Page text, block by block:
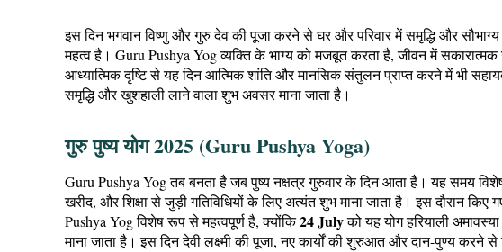
इस दिन भगवान विष्णु और गुरु देव की पूजा करने से घर और परिवार में समृद्धि और
महत्व है। Guru Pushya Yog व्यक्ति के भाग्य को मजबूत करता है, जीवन में
आध्यात्मिक दृष्टि से यह दिन आत्मिक शांति और मानसिक संतुलन प्राप्त करने में भी
समृद्धि और खुशहाली लाने वाला शुभ अवसर माना जाता है।
गुरु पुष्य योग 2025 (Guru Pushya Yoga)
Guru Pushya Yog तब बनता है जब पुष्य नक्षत्र गुरुवार के दिन आता है। यह समय
खरीद, और शिक्षा से जुड़ी गतिविधियों के लिए अत्यंत शुभ माना जाता है। इस दौरान
Pushya Yog विशेष रूप से महत्वपूर्ण है, क्योंकि24 Julyको यह योग हरियाली
माना जाता है। इस दिन देवी लक्ष्मी की पूजा, नए कार्यों की शुरुआत और दान-पुण्य करने से